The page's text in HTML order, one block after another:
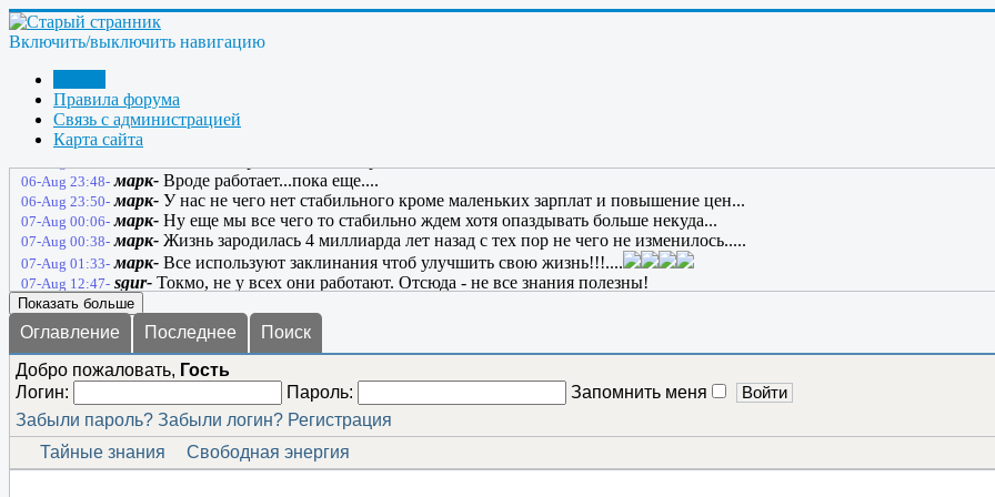
Включить/выключить навигацию
Правила форума
Связь с администрацией
Карта сайта
06-Aug 12:04- Bombar-это пипец..
06-Aug 13:34- марк-Дак че делать? Грига читать??... не по жизни как то.......
марк-Там накинулись на него опять как ........
06-Aug 14:04-
06-Aug 22:46- anatol130164-
нужна тренировка!
06-Aug 22:48- anatol130164-
06-Aug 23:48- марк- Вроде работает...пока еще....
06-Aug 23:50- марк- У нас не чего нет стабильного кроме маленьких зарплат и повышение цен...
07-Aug 00:06- марк- Ну еще мы все чего то стабильно ждем хотя опаздывать больше некуда...
07-Aug 00:38- марк- Жизнь зародилась 4 миллиарда лет назад с тех пор не чего не изменилось.....
07-Aug 01:33- марк- Все используют заклинания чтоб улучшить свою жизнь!!!....
07-Aug 12:47- sgur- Токмо, не у всех они работают. Отсюда - не все знания полезны!
Показать больше
Оглавление Последнее
Поиск
Добро пожаловать, Гость
Логин:
Пароль:
Запомнить меня
Забыли пароль? Забыли логин? Регистрация
Тайные знания
Свободная энергия